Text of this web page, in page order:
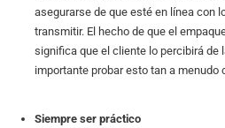
asegurarse de que esté en línea con
transmitir. El hecho de que el
significa que el cliente lo percibirá de
importante probar esto tan a menudo
Siempre ser práctico